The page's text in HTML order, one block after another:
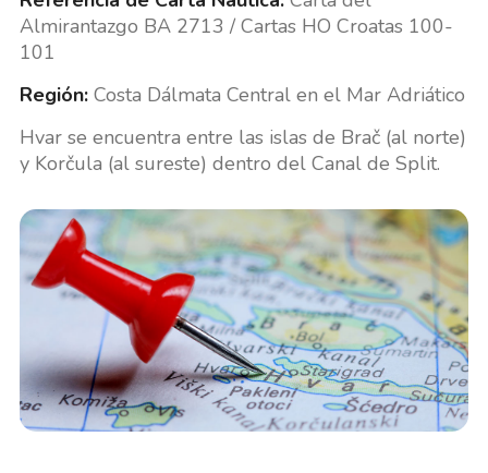
Almirantazgo BA 2713 / Cartas HO Croatas 100-
101
Región:Costa Dálmata Central en el Mar Adriático
Hvar se encuentra entre las islas de Brač (al norte)
y Korčula (al sureste) dentro del Canal de Split.